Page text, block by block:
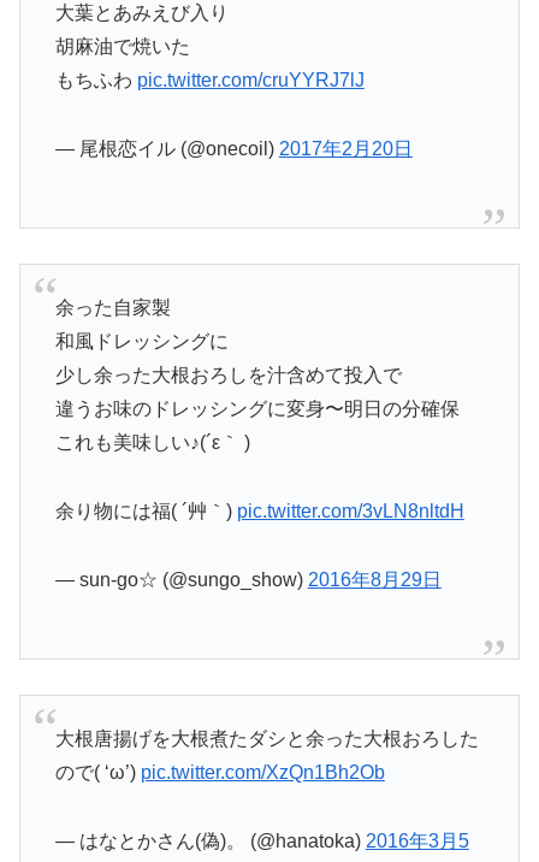
大葉とあみえび入り
胡麻油で焼いた
もちふわ pic.twitter.com/cruYYRJ7lJ
— 尾根恋イル (@onecoil) 2017年2月20日
余った自家製
和風ドレッシングに
少し余った大根おろしを汁含めて投入で
違うお味のドレッシングに変身〜明日の分確保
これも美味しい♪(´ε｀ )
余り物には福( ´艸｀) pic.twitter.com/3vLN8nltdH
— sun-go☆ (@sungo_show) 2016年8月29日
大根唐揚げを大根煮たダシと余った大根おろした
ので( ‘ω’) pic.twitter.com/XzQn1Bh2Ob
— はなとかさん(偽)。 (@hanatoka) 2016年3月5